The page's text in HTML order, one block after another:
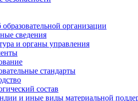
организации
сведения
и органы управления
стандарты
состав
и иные виды материальной